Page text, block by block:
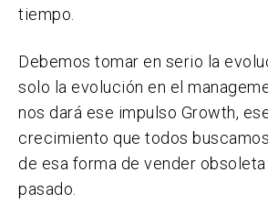
tiempo.
Debemos tomar en serio la
solo la evolución en el
nos dará ese impulso Growth,
crecimiento que todos
de esa forma de vender
pasado.